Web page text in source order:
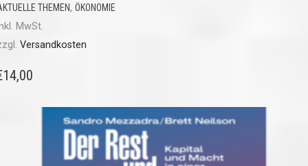
THEMEN, ÖKONOMIE
MwSt.
Versandkosten
14,00